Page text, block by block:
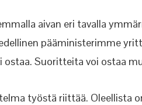
aivan eri tavalla
pääministerimme
Suoritteita voi ostaa
työstä riittää. Oleellista